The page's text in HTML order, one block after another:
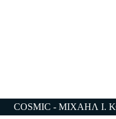
COSMIC - ΜΙΧΑΗΛ Ι.